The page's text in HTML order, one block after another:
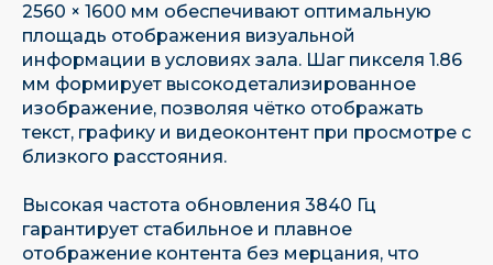
2560 × 1600 мм обеспечивают оптимальную
площадь отображения визуальной
информации в условиях зала. Шаг пикселя 1.86
мм формирует высокодетализированное
изображение, позволяя чётко отображать
текст, графику и видеоконтент при просмотре с
близкого расстояния.
Высокая частота обновления 3840 Гц
гарантирует стабильное и плавное
отображение контента без мерцания, что